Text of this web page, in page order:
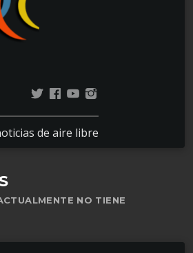
de aire libre
NO TIENE